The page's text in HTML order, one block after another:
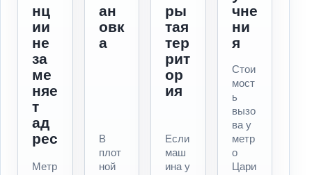
нц
ии
не
за
ме
няе
т
ад
рес
Метр
ан
овк
а
В
плот
ной
ры
тая
тер
рит
ор
ия
Если
маш
ина у
чне
ни
я
Стои
мост
ь
вызо
ва у
метр
о
Цари